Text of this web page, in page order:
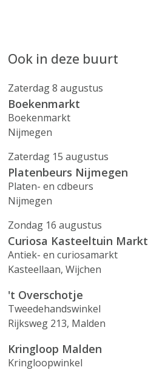
Ook in deze buurt
Zaterdag 8 augustus
Boekenmarkt
Boekenmarkt
Nijmegen
Zaterdag 15 augustus
Platenbeurs Nijmegen
Platen- en cdbeurs
Nijmegen
Zondag 16 augustus
Curiosa Kasteeltuin Markt
Antiek- en curiosamarkt
Kasteellaan, Wijchen
't Overschotje
Tweedehandswinkel
Rijksweg 213, Malden
Kringloop Malden
Kringloopwinkel